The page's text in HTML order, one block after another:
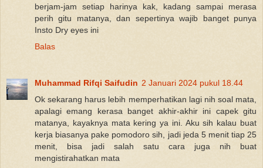
berjam-jam setiap harinya kak, kadang sampai merasa
perih gitu matanya, dan sepertinya wajib banget punya
Insto Dry eyes ini
Balas
Muhammad Rifqi Saifudin 2 Januari 2024 pukul 18.44
Ok sekarang harus lebih memperhatikan lagi nih soal mata,
apalagi emang kerasa banget akhir-akhir ini capek gitu
matanya, kayaknya mata kering ya ini. Aku sih kalau buat
kerja biasanya pake pomodoro sih, jadi jeda 5 menit tiap 25
menit, bisa jadi salah satu cara juga nih buat
mengistirahatkan mata